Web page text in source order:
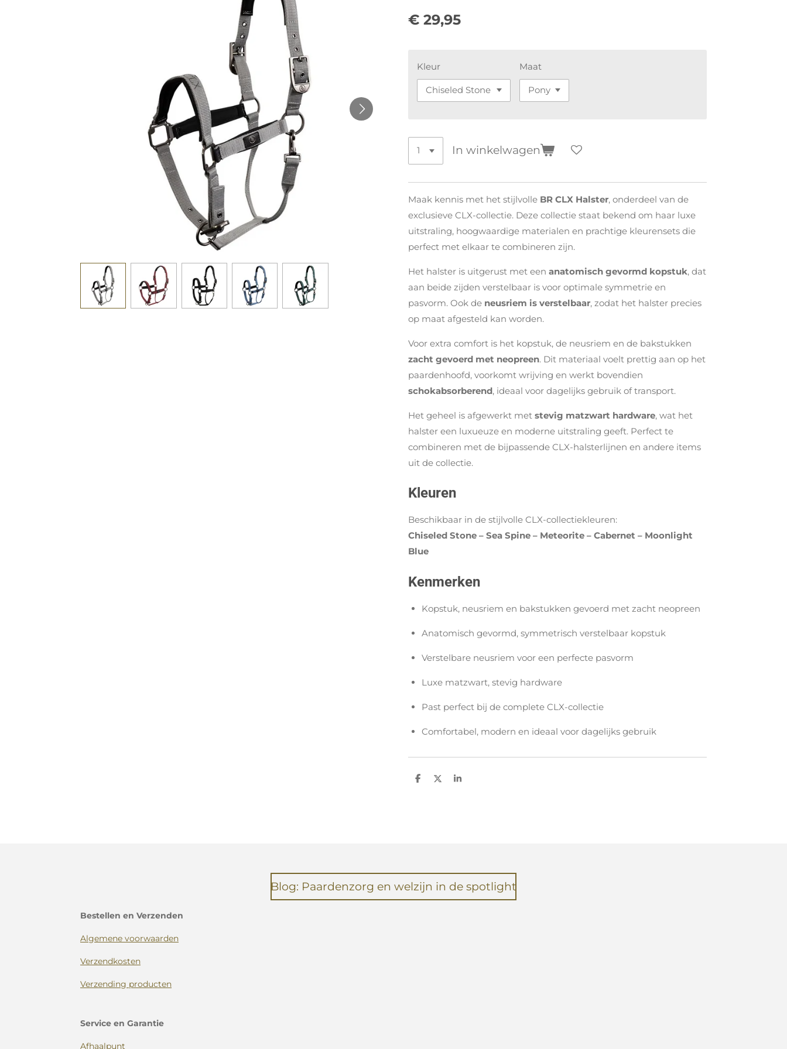
€ 29,95
Kleur Maat
In winkelwagen
Maak kennis met het stijlvolle BR CLX Halster, onderdeel van de
exclusieve CLX-collectie. Deze collectie staat bekend om haar luxe
uitstraling, hoogwaardige materialen en prachtige kleurensets die
perfect met elkaar te combineren zijn.
Het halster is uitgerust met een anatomisch gevormd kopstuk, dat
aan beide zijden verstelbaar is voor optimale symmetrie en
pasvorm. Ook de neusriem is verstelbaar, zodat het halster precies
op maat afgesteld kan worden.
Voor extra comfort is het kopstuk, de neusriem en de bakstukken
zacht gevoerd met neopreen. Dit materiaal voelt prettig aan op het
paardenhoofd, voorkomt wrijving en werkt bovendien
schokabsorberend, ideaal voor dagelijks gebruik of transport.
Het geheel is afgewerkt met stevig matzwart hardware, wat het
halster een luxueuze en moderne uitstraling geeft. Perfect te
combineren met de bijpassende CLX-halsterlijnen en andere items
uit de collectie.
Kleuren
Beschikbaar in de stijlvolle CLX-collectiekleuren:
Chiseled Stone – Sea Spine – Meteorite – Cabernet – Moonlight
Blue
Kenmerken
Kopstuk, neusriem en bakstukken gevoerd met zacht neopreen
Anatomisch gevormd, symmetrisch verstelbaar kopstuk
Verstelbare neusriem voor een perfecte pasvorm
Luxe matzwart, stevig hardware
Past perfect bij de complete CLX-collectie
Comfortabel, modern en ideaal voor dagelijks gebruik
D
D
S
Blog: Paardenzorg en welzijn in de spotlight
Bestellen en Verzenden
Algemene voorwaarden
Verzendkosten
Verzending producten
Service en Garantie
Afhaalpunt